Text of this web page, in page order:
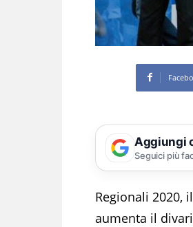
Aggiungi
Seguici più
Regionali 2020,
aumenta il